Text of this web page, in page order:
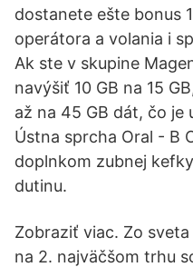
dostanete ešte bonus
operátora a volania i
Ak ste v skupine
navýšiť 10 GB na 15
až na 45 GB dát, čo je
Ústna sprcha Oral - B
doplnkom zubnej
dutinu.
Zobraziť viac. Zo
na 2. najväčšom trhu